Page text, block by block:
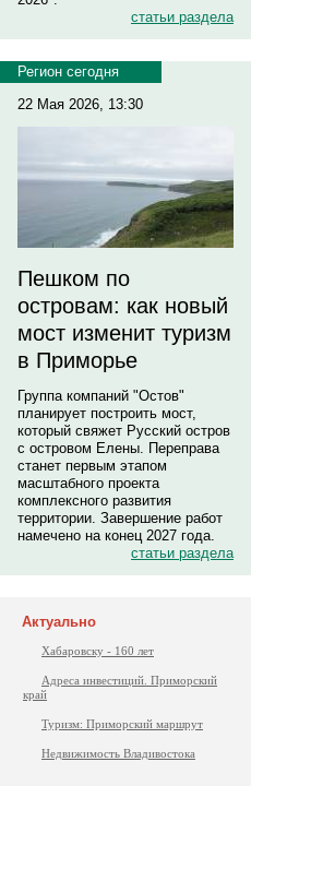
статьи раздела
Регион сегодня
22 Мая 2026, 13:30
Пешком по
островам: как новый
мост изменит туризм
в Приморье
Группа компаний "Остов"
планирует построить мост,
который свяжет Русский остров
с островом Елены. Переправа
станет первым этапом
масштабного проекта
комплексного развития
территории. Завершение работ
намечено на конец 2027 года.
статьи раздела
Актуально
Хабаровску - 160 лет
Адреса инвестиций. Приморский
край
Туризм: Приморский маршрут
Недвижимость Владивостока